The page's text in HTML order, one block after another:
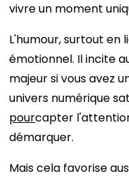
vivre un moment
L'humour, surtout en
émotionnel. Il incite
majeur si vous avez
univers numérique
pourcapter
démarquer.
Mais cela favorise